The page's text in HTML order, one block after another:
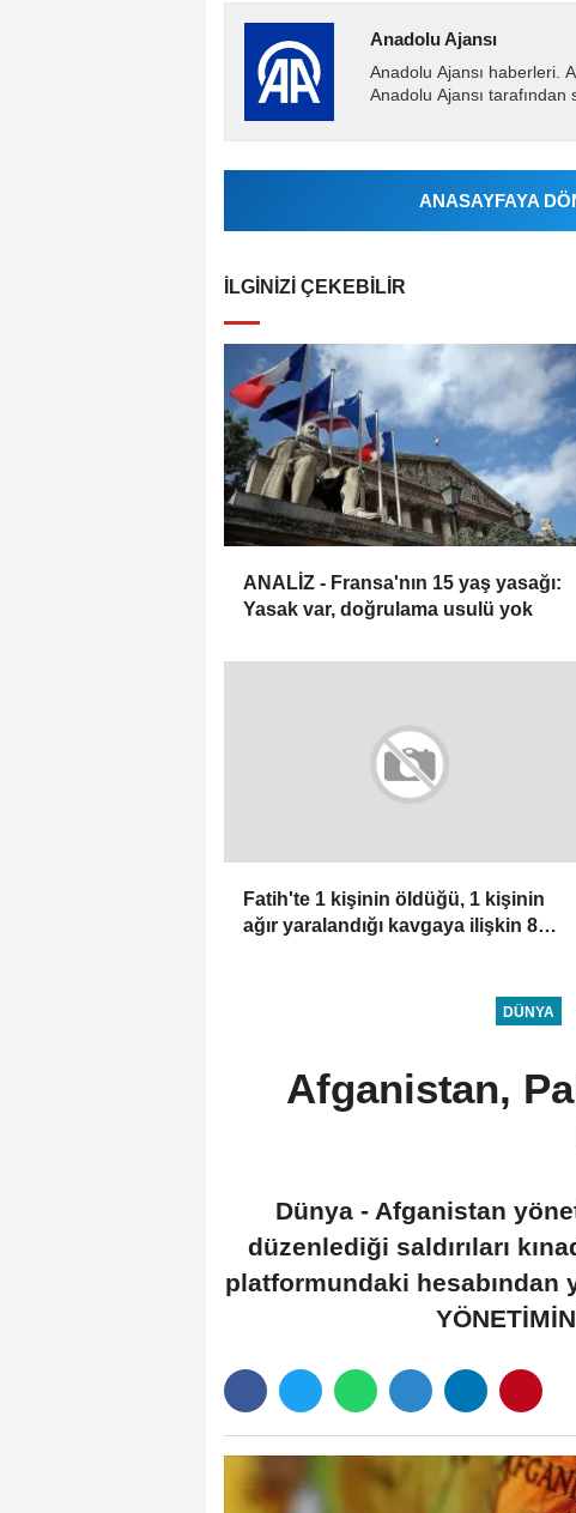
Anadolu Ajansı
Anadolu Ajansı haberleri.
Anadolu Ajansı tarafından
ANASAYFAYA
İLGINIZI ÇEKEBILIR
ANALİZ - Fransa'nın 15 yaş yasağı:
Yasak var, doğrulama usulü yok
Fatih'te 1 kişinin öldüğü, 1 kişinin
ağır yaralandığı kavgaya ilişkin 8
DÜNYA
Afganistan,
Dünya - Afganistan
düzenlediği saldırıları
platformundaki hesabından